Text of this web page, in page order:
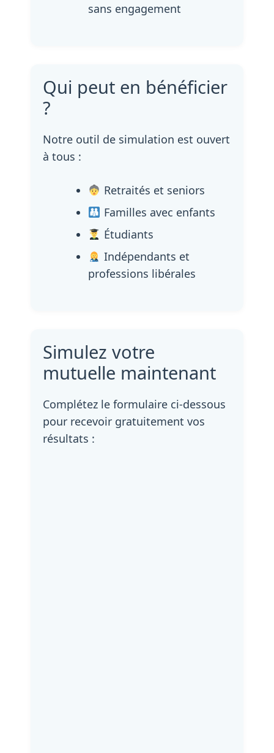
sans engagement
Qui peut en bénéficier
?
Notre outil de simulation est ouvert
à tous :
Retraités et seniors
Familles avec enfants
Étudiants
Indépendants et
professions libérales
Simulez votre
mutuelle maintenant
Complétez le formulaire ci-dessous
pour recevoir gratuitement vos
résultats :